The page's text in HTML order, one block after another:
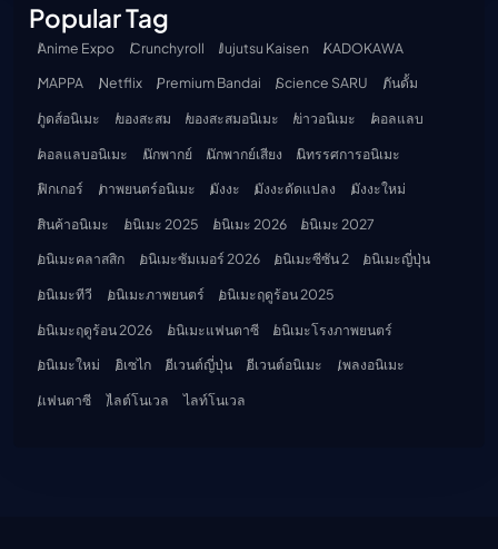
Popular Tag
Anime Expo Crunchyroll Jujutsu Kaisen
KADOKAWA
MAPPA
Netflix Premium Bandai Science SARU
กันดั้ม
กูดส์อนิเมะ
ของสะสม ของสะสมอนิเมะ ข่าวอนิเมะ
คอลแลบ
คอลแลบอนิเมะ
นักพากย์ นักพากย์เสียง
นิทรรศการอนิเมะ
ฟิกเกอร์
ภาพยนตร์อนิเมะ มังงะ มังงะดัดแปลง
มังงะใหม่
สินค้าอนิเมะ
อนิเมะ 2025 อนิเมะ 2026
อนิเมะ 2027
อนิเมะคลาสสิก
อนิเมะซัมเมอร์ 2026 อนิเมะซีซัน 2
อนิเมะญี่ปุ่น
อนิเมะทีวี
อนิเมะภาพยนตร์
อนิเมะฤดูร้อน 2025
อนิเมะฤดูร้อน 2026
อนิเมะแฟนตาซี
อนิเมะโรงภาพยนตร์
อนิเมะใหม่
อิเซไก อีเวนต์ญี่ปุ่น อีเวนต์อนิเมะ
เพลงอนิเมะ
แฟนตาซี
ไลต์โนเวล ไลท์โนเวล